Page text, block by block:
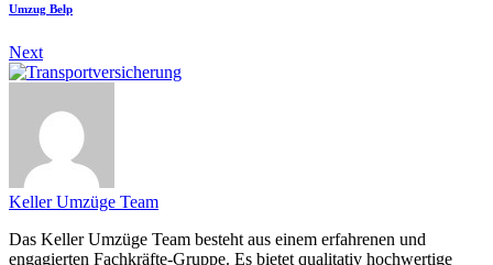
Umzug Belp
Next
Keller Umzüge Team
Das Keller Umzüge Team besteht aus einem erfahrenen und
engagierten Fachkräfte-Gruppe. Es bietet qualitativ hochwertige